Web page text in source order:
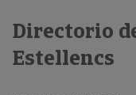
Directorio
Estellencs